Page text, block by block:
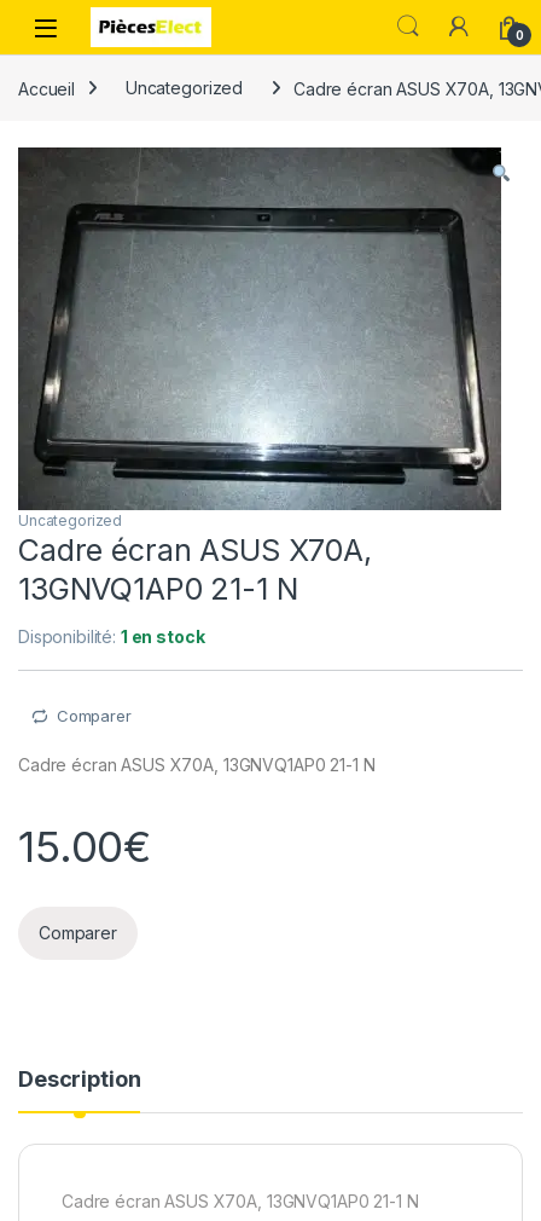
0
Accueil Uncategorized Cadre écran ASUS X70A,
Uncategorized
Cadre écran ASUS X70A,
13GNVQ1AP0 21-1 N
Disponibilité: 1 en stock
Comparer
Cadre écran ASUS X70A, 13GNVQ1AP0 21-1 N
15.00€
Comparer
Description
Cadre écran ASUS X70A, 13GNVQ1AP0 21-1 N